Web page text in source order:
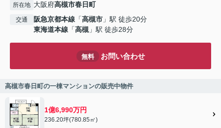
所在地 大阪府高槻市春日町
交通 阪急京都本線 「高槻市 」駅 徒歩20分
東海道本線 「高槻 」駅 徒歩28分
無料 お問い合わせ
高槻市春日町の一棟マンションの販売中物件
1億6,990万円
236.20坪(780.85㎡)